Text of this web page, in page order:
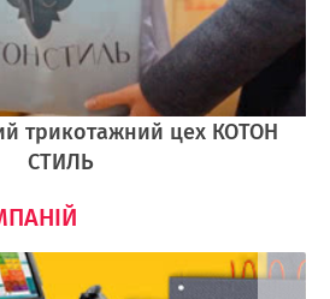
трикотажний цех КОТОН
СТИЛЬ